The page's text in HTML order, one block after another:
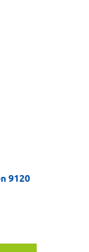
9120